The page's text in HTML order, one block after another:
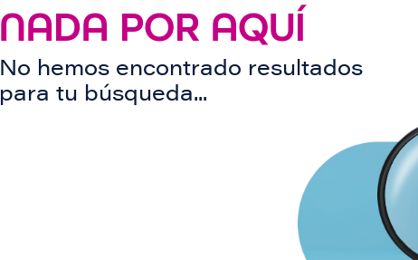
NADA POR AQUÍ
No hemos encontrado resultados
para tu búsqueda...